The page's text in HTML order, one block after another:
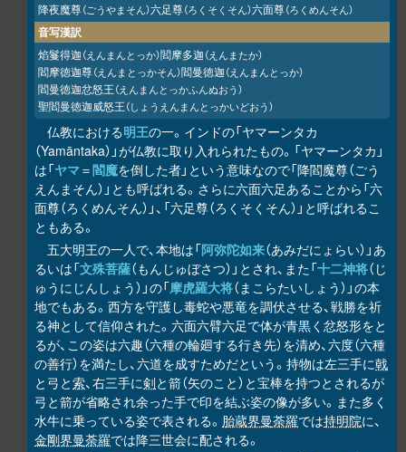
降夜魔尊（ごうやまそん）六足尊（ろくそくそん）六面尊（ろくめんそん）
音写漢訳
焰鬘得迦（えんまんとっか）閻摩多迦（えんまたか）
閻摩徳迦尊（えんまとっかそん）閻曼徳迦（えんまんとっか）
閻曼徳迦忿怒王（えんまんとっかふんぬおう）
聖閻曼徳迦威怒王（しょうえんまんとっかいどおう）
仏教における明王の一。インドの「ヤマーンタカ
（Yamāntaka）」が仏教に取り入れられたもの。「ヤマーンタカ」
は「ヤマ ＝閻魔を倒した者」という意味なので「降閻魔尊（ごう
えんまそん）」とも呼ばれる。さらに六面六足あることから「六
面尊（ろくめんそん）」、「六足尊（ろくそくそん）」と呼ばれるこ
ともある。
五大明王の一人で、本地は「阿弥陀如来（あみだにょらい）」あ
るいは「文殊菩薩（もんじゅぼさつ）」とされ、また「十二神将（じ
ゅうにじんしょう）」の「摩虎羅大将（まこらたいしょう）」の本
地でもある。西方を守護し毒蛇や悪竜を調伏させる、戦勝を祈
る神として信仰された。六面六臂六足で体が青黒く忿怒形をと
るが、この姿は六趣（六種の輪廻する行き先）を清め、六度（六種
の善行）を満たし、六道を成すためだという。持物は左三手に戟
と弓と索、右三手に剣と箭（矢のこと）と宝棒を持つとされるが
弓と箭が省略され余った手で印を結ぶ姿の像が多い。また多く
水牛に乗っている姿で表される。 胎蔵界曼荼羅では持明院に、
金剛界曼荼羅では降三世会に配される。